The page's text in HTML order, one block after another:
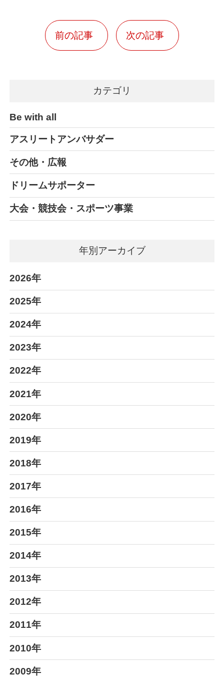
前の記事 次の記事
カテゴリ
Be with all
アスリートアンバサダー
その他・広報
ドリームサポーター
大会・競技会・スポーツ事業
年別アーカイブ
2026年
2025年
2024年
2023年
2022年
2021年
2020年
2019年
2018年
2017年
2016年
2015年
2014年
2013年
2012年
2011年
2010年
2009年